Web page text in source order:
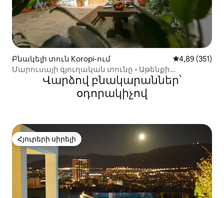
Բնակելի տուն Koropi-ում Միջին
4,89 (351)
Մարուսայի գյուղական տունը • Աթենքի
օդանավակայանից 12 կիլոմետր հեռավորության
Վարձով բնակարաններ՝
օդորակիչով
Հյուրերի սիրելի
Հյուրերի սիրելի